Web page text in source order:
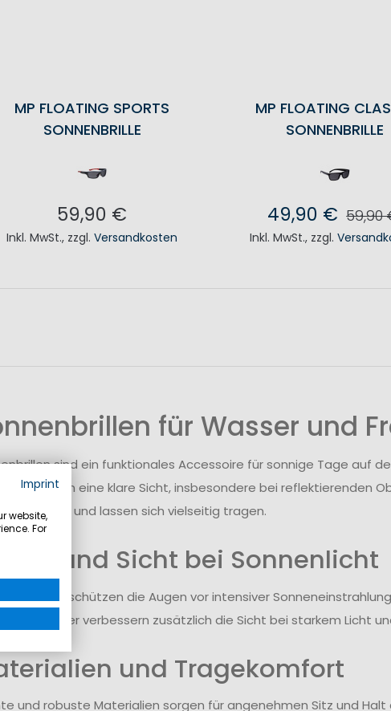
MP FLOATING SPORTS
SONNENBRILLE
59,90 €
Inkl. MwSt., zzgl.Versandkosten
MP FLOATING
SONNENBRILLE
49,90 € 59,90
Inkl. MwSt., zzgl.
für Wasser und
sind ein funktionales Accessoire für sonnige Tage auf
unterstützen eine klare Sicht, insbesondere bei reflektierenden
Outfits und lassen sich vielseitig tragen.
und Sicht bei Sonnenlicht
Gläser schützen die Augen vor intensiver
Gläser verbessern zusätzlich die Sicht bei starkem Licht
und Tragekomfort
und robuste Materialien sorgen für angenehmen Sitz und
Imprint
website,
For